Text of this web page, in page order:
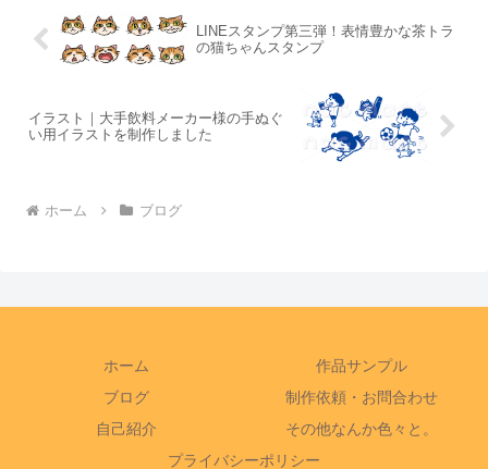
LINEスタンプ第三弾！表情豊かな茶トラ
の猫ちゃんスタンプ
イラスト｜大手飲料メーカー様の手ぬぐ
い用イラストを制作しました
ホーム ブログ
ホーム
作品サンプル
ブログ
制作依頼・お問合わせ
自己紹介
その他なんか色々と。
プライバシーポリシー